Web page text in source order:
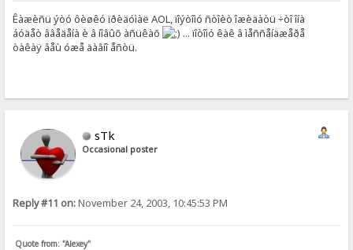
Êàæèñü ýòó ôèøêó ïðèäóìàë AOL, ïîýòîìó ñòîèò îæèäàòü ÷òî îíà
áóäåò ââåäåíà è â íîâûõ àñüêàõ
... ïîòîìó êàê â ìåññåíäæåðå
òàêàÿ âåù óæå äàâíî åñòü.
sTk
Occasional poster
Reply #11 on:November 24, 2003, 10:45:53 PM
Quote from: "Alexey"